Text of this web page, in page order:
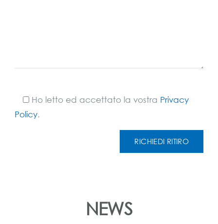
Ho letto ed accettato la vostra Privacy
Policy.
NEWS